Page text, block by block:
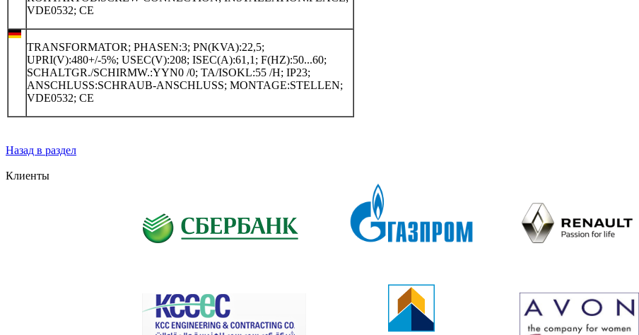
VDE0532; CE
TRANSFORMATOR; PHASEN:3; PN(KVA):22,5;
UPRI(V):480+/-5%; USEC(V):208; ISEC(A):61,1; F(HZ):50...60;
SCHALTGR./SCHIRMW.:YYN0 /0; TA/ISOKL:55 /H; IP23;
ANSCHLUSS:SCHRAUB-ANSCHLUSS; MONTAGE:STELLEN;
VDE0532; CE
Назад в раздел
Клиенты